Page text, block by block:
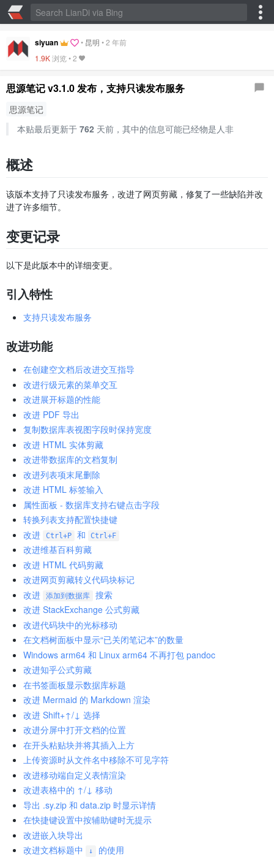
siyuan • 昆明 •2 年前
1.9K浏览 •2
思源笔记 v3.1.0 发布，支持只读发布服务
思源笔记
本贴最后更新于 762天前，其中的信息可能已经物是人非
概述
该版本支持了只读发布服务，改进了网页剪藏，修复了一些缺陷并改
进了许多细节。
变更记录
以下是此版本中的详细变更。
引入特性
支持只读发布服务
改进功能
在创建空文档后改进交互指导
改进行级元素的菜单交互
改进展开标题的性能
改进 PDF 导出
复制数据库表视图字段时保持宽度
改进 HTML 实体剪藏
改进带数据库的文档复制
改进列表项末尾删除
改进 HTML 标签输入
属性面板 - 数据库支持右键点击字段
转换列表支持配置快捷键
改进
Ctrl+P 和 Ctrl+F
改进维基百科剪藏
改进 HTML 代码剪藏
改进网页剪藏转义代码块标记
改进
添加到数据库
搜索
改进 StackExchange 公式剪藏
改进代码块中的光标移动
在文档树面板中显示“已关闭笔记本”的数量
Windows arm64 和 Linux arm64 不再打包 pandoc
改进知乎公式剪藏
在书签面板显示数据库标题
改进 Mermaid 的 Markdown 渲染
改进 Shift+↑/↓ 选择
改进分屏中打开文档的位置
在开头粘贴块并将其插入上方
上传资源时从文件名中移除不可见字符
改进移动端自定义表情渲染
改进表格中的 ↑/↓ 移动
导出 .sy.zip 和 data.zip 时显示详情
在快捷键设置中按辅助键时无提示
改进嵌入块导出
改进文档标题中
↓
的使用